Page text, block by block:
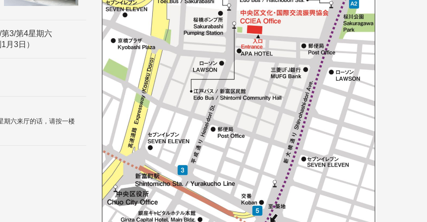
3/第4星期六
月3日）
期六来厅的话，请按一楼